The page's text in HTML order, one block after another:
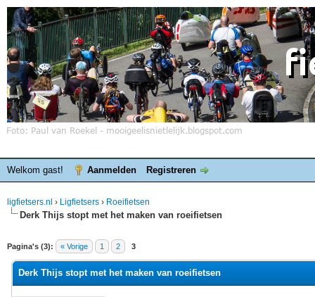
Welkom gast! Aanmelden Registreren
ligfietsers.nl › Ligfietsers › Roeifietsen
Derk Thijs stopt met het maken van roeifietsen
Pagina's (3): « Vorige 1 2 3
waardering is 0
Derk Thijs stopt met het maken van roeifietsen